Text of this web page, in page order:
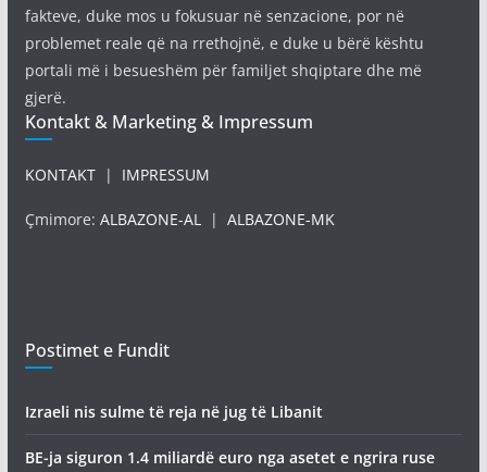
fakteve, duke mos u fokusuar në senzacione, por në
problemet reale që na rrethojnë, e duke u bërë kështu
portali më i besueshëm për familjet shqiptare dhe më
gjerë.
Kontakt & Marketing & Impressum
KONTAKT| IMPRESSUM
Çmimore: ALBAZONE-AL| ALBAZONE-MK
Postimet e Fundit
Izraeli nis sulme të reja në jug të Libanit
BE-ja siguron 1.4 miliardë euro nga asetet e ngrira ruse